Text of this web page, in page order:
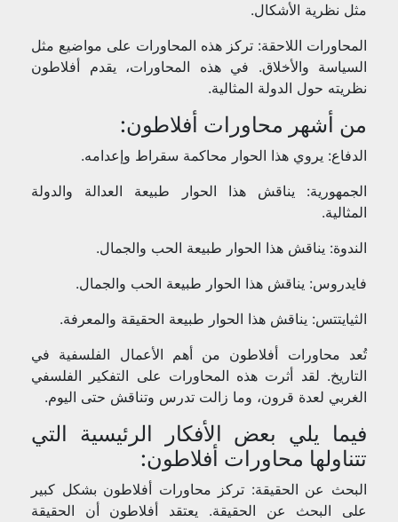
مثل نظرية الأشكال.
المحاورات اللاحقة: تركز هذه المحاورات على مواضيع مثل
السياسة والأخلاق. في هذه المحاورات، يقدم أفلاطون
نظريته حول الدولة المثالية.
من أشهر محاورات أفلاطون:
الدفاع: يروي هذا الحوار محاكمة سقراط وإعدامه.
الجمهورية: يناقش هذا الحوار طبيعة العدالة والدولة
المثالية.
الندوة: يناقش هذا الحوار طبيعة الحب والجمال.
فايدروس: يناقش هذا الحوار طبيعة الحب والجمال.
الثيايتتس: يناقش هذا الحوار طبيعة الحقيقة والمعرفة.
تُعد محاورات أفلاطون من أهم الأعمال الفلسفية في
التاريخ. لقد أثرت هذه المحاورات على التفكير الفلسفي
الغربي لعدة قرون، وما زالت تدرس وتناقش حتى اليوم.
فيما يلي بعض الأفكار الرئيسية التي
تتناولها محاورات أفلاطون:
البحث عن الحقيقة: تركز محاورات أفلاطون بشكل كبير
على البحث عن الحقيقة. يعتقد أفلاطون أن الحقيقة